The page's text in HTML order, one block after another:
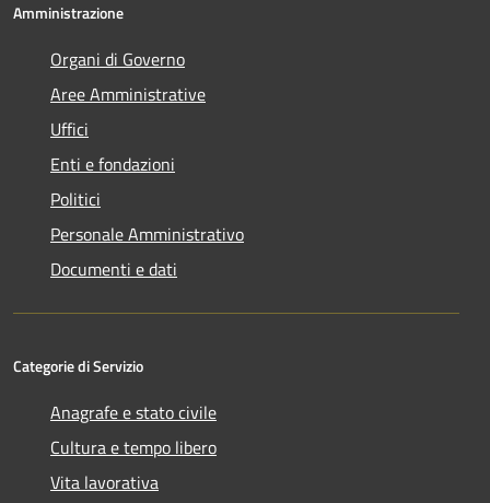
Amministrazione
Organi di Governo
Aree Amministrative
Uffici
Enti e fondazioni
Politici
Personale Amministrativo
Documenti e dati
Categorie di Servizio
Anagrafe e stato civile
Cultura e tempo libero
Vita lavorativa